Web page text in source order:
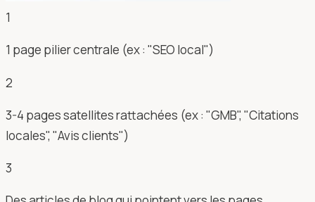
1
1 page pilier centrale (ex : "SEO local")
2
3-4 pages satellites rattachées (ex : "GMB", "Citations
locales", "Avis clients")
3